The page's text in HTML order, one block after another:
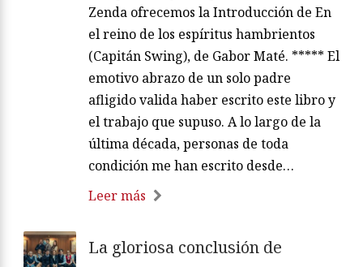
Zenda ofrecemos la Introducción de En
el reino de los espíritus hambrientos
(Capitán Swing), de Gabor Maté. ***** El
emotivo abrazo de un solo padre
afligido valida haber escrito este libro y
el trabajo que supuso. A lo largo de la
última década, personas de toda
condición me han escrito desde…
Leer más
La gloriosa conclusión de